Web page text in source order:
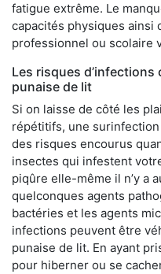
fatigue extrême. Le
capacités physiques ainsi
professionnel ou scolaire
Les risques
punaise de lit
Si on laisse de côté les
répétitifs, une surinfection
des risques encourus
insectes qui infestent
piqûre elle-même il n’y a
quelconques agents
bactéries et les agents
infections peuvent être
punaise de lit. En ayant
pour hiberner ou se